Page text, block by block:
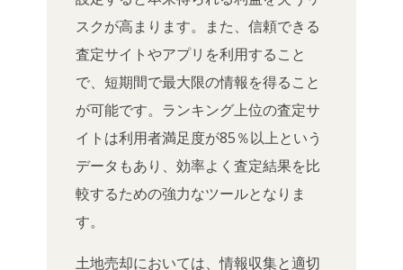
スクが高まります。また、信頼できる
査定サイトやアプリを利用すること
で、短期間で最大限の情報を得ること
が可能です。ランキング上位の査定サ
イトは利用者満足度が85％以上という
データもあり、効率よく査定結果を比
較するための強力なツールとなりま
す。
土地売却においては、情報収集と適切